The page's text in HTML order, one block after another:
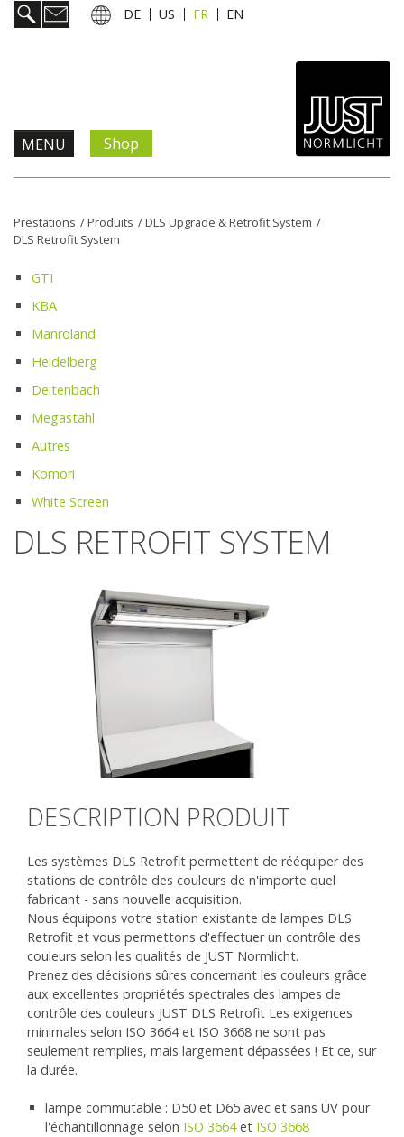
DE US FR EN
MENU
Informations & services
Actualités
Contact
Shop
Prestations /Produits /DLS Upgrade & Retrofit System /
DLS Retrofit System
GTI
KBA
Manroland
Heidelberg
Deitenbach
Megastahl
Autres
Komori
White Screen
DLS RETROFIT SYSTEM
DESCRIPTION PRODUIT
Les systèmes DLS Retrofit permettent de rééquiper des
stations de contrôle des couleurs de n'importe quel
fabricant - sans nouvelle acquisition.
Nous équipons votre station existante de lampes DLS
Retrofit et vous permettons d'effectuer un contrôle des
couleurs selon les qualités de JUST Normlicht.
Prenez des décisions sûres concernant les couleurs grâce
aux excellentes propriétés spectrales des lampes de
contrôle des couleurs JUST DLS Retrofit Les exigences
minimales selon ISO 3664 et ISO 3668 ne sont pas
seulement remplies, mais largement dépassées ! Et ce, sur
la durée.
lampe commutable : D50 et D65 avec et sans UV pour
l'échantillonnage selon ISO 3664et ISO 3668